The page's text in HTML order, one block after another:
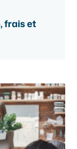
frais et